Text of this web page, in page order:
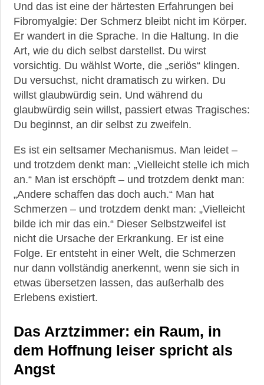
Und das ist eine der härtesten Erfahrungen bei
Fibromyalgie: Der Schmerz bleibt nicht im Körper.
Er wandert in die Sprache. In die Haltung. In die
Art, wie du dich selbst darstellst. Du wirst
vorsichtig. Du wählst Worte, die „seriös“ klingen.
Du versuchst, nicht dramatisch zu wirken. Du
willst glaubwürdig sein. Und während du
glaubwürdig sein willst, passiert etwas Tragisches:
Du beginnst, an dir selbst zu zweifeln.
Es ist ein seltsamer Mechanismus. Man leidet –
und trotzdem denkt man: „Vielleicht stelle ich mich
an.“ Man ist erschöpft – und trotzdem denkt man:
„Andere schaffen das doch auch.“ Man hat
Schmerzen – und trotzdem denkt man: „Vielleicht
bilde ich mir das ein.“ Dieser Selbstzweifel ist
nicht die Ursache der Erkrankung. Er ist eine
Folge. Er entsteht in einer Welt, die Schmerzen
nur dann vollständig anerkennt, wenn sie sich in
etwas übersetzen lassen, das außerhalb des
Erlebens existiert.
Das Arztzimmer: ein Raum, in
dem Hoffnung leiser spricht als
Angst